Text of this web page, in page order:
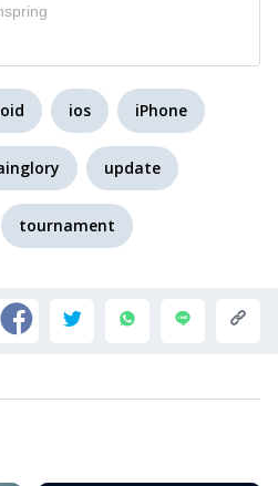
ios iPhone
update
tournament